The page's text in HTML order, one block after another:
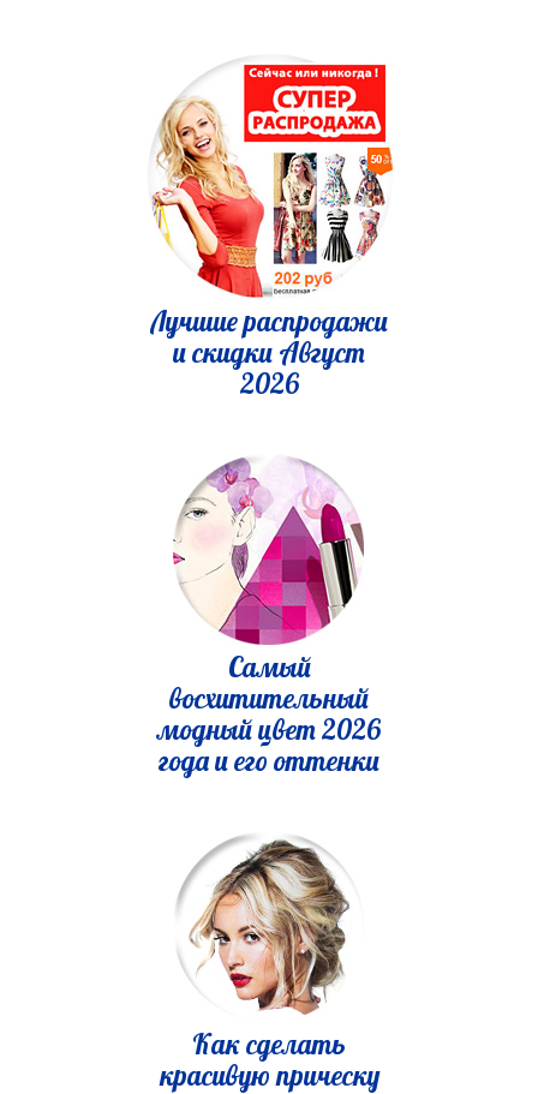
Лучшие распродажи
и скидки Август
2026
Самый
восхитительный
модный цвет 2026
года и его оттенки
Как сделать
красивую прическу